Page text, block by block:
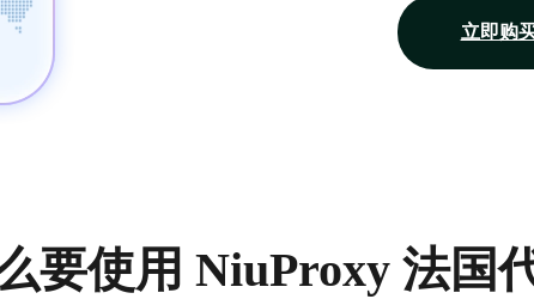
立即购
要使用 NiuProxy 法国